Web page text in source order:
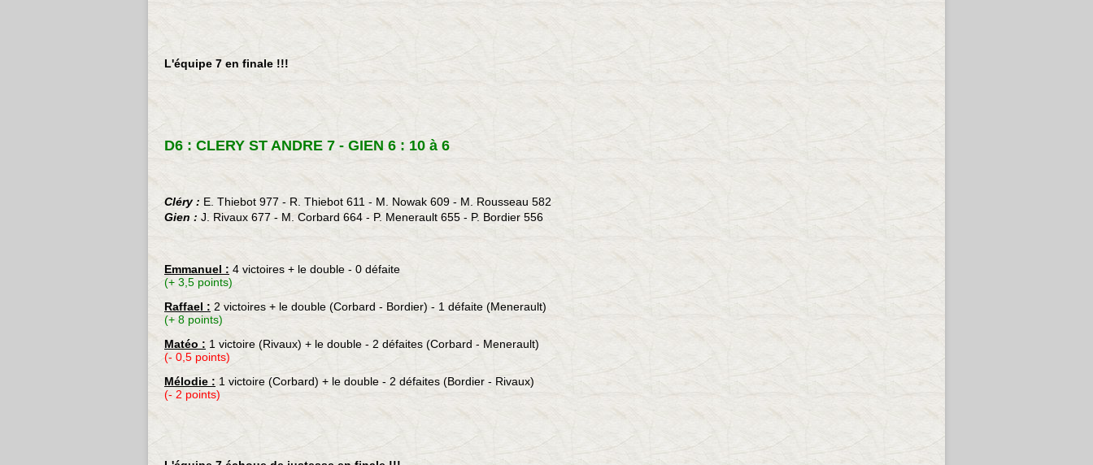
L'équipe 7 en finale !!!
D6 : CLERY ST ANDRE 7 - GIEN 6 : 10 à 6
Cléry : E. Thiebot 977 - R. Thiebot 611 - M. Nowak 609 - M. Rousseau 582
Gien : J. Rivaux 677 - M. Corbard 664 - P. Menerault 655 - P. Bordier 556
Emmanuel : 4 victoires + le double - 0 défaite
(+ 3,5 points)
Raffael : 2 victoires + le double (Corbard - Bordier) - 1 défaite (Menerault)
(+ 8 points)
Matéo : 1 victoire (Rivaux) + le double - 2 défaites (Corbard - Menerault)
(- 0,5 points)
Mélodie : 1 victoire (Corbard) + le double - 2 défaites (Bordier - Rivaux)
(- 2 points)